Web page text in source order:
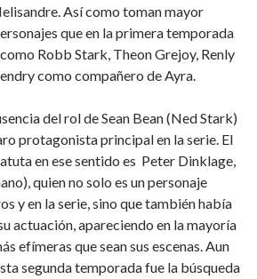
Así como toman mayor
que en la primera temporada
Robb Stark, Theon Grejoy, Renly
como compañero de Ayra.
del rol de Sean Bean (Ned Stark)
protagonista principal en la serie. El
en ese sentido es Peter Dinklage,
quien no solo es un personaje
y en la serie, sino que también había
actuación, apareciendo en la mayoría
efímeras que sean sus escenas. Aun
segunda temporada fue la búsqueda